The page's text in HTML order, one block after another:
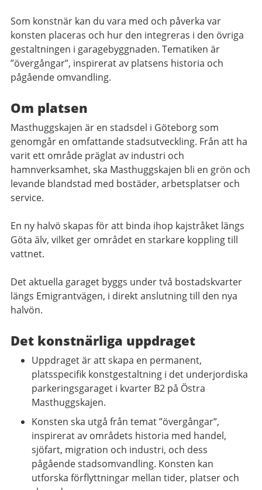
Som konstnär kan du vara med och påverka var
konsten placeras och hur den integreras i den övriga
gestaltningen i garagebyggnaden. Tematiken är
”övergångar”, inspirerat av platsens historia och
pågående omvandling.
Om platsen
Masthuggskajen är en stadsdel i Göteborg som
genomgår en omfattande stadsutveckling. Från att ha
varit ett område präglat av industri och
hamnverksamhet, ska Masthuggskajen bli en grön och
levande blandstad med bostäder, arbetsplatser och
service.
En ny halvö skapas för att binda ihop kajstråket längs
Göta älv, vilket ger området en starkare koppling till
vattnet.
Det aktuella garaget byggs under två bostadskvarter
längs Emigrantvägen, i direkt anslutning till den nya
halvön.
Det konstnärliga uppdraget
Uppdraget är att skapa en permanent,
platsspecifik konstgestaltning i det underjordiska
parkeringsgaraget i kvarter B2 på Östra
Masthuggskajen.
Konsten ska utgå från temat ”övergångar”,
inspirerat av områdets historia med handel,
sjöfart, migration och industri, och dess
pågående stadsomvandling. Konsten kan
utforska förflyttningar mellan tider, platser och